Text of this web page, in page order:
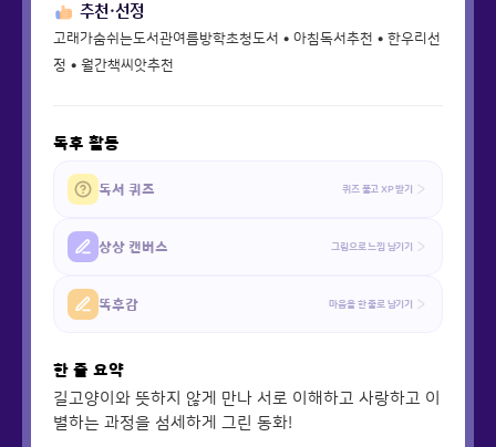
추천·선정
고래가숨쉬는도서관여름방학초청도서 • 아침독서추천 • 한우리선
정 • 월간책씨앗추천
독후 활동
독서 퀴즈 퀴즈 풀고 XP 받기
상상 캔버스 그림으로 느낌 남기기
똑후감 마음을 한 줄로 남기기
한 줄 요약
길고양이와 뜻하지 않게 만나 서로 이해하고 사랑하고 이
별하는 과정을 섬세하게 그린 동화!